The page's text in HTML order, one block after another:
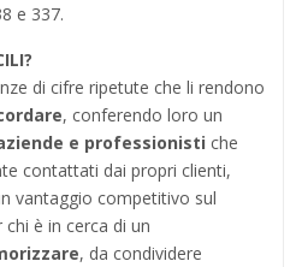
e 337.
di cifre ripetute che li rendono
, conferendo loro un
e professionisti che
contattati dai propri clienti,
vantaggio competitivo sul
è in cerca di un
, da condividere